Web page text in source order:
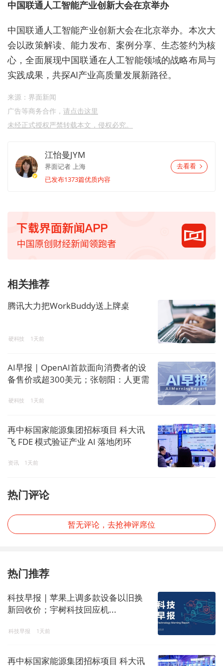
中国联通人工智能产业创新大会在京举办
中国联通人工智能产业创新大会在北京举办。本次大
会以政策解读、能力发布、案例分享、生态签约为核
心，全面展现中国联通在人工智能领域的战略布局与
实践成果，共探AI产业高质量发展新路径。
来源：界面新闻
广告等商务合作， 请点击这里
未经正式授权严禁转载本文，侵权必究。
江怡曼JYM
界面记者 上海
已发布1373篇优质内容
去看看
相关推荐
腾讯大力把WorkBuddy送上牌桌
硬科技 1天前
AI早报 | OpenAI首款面向消费者的设
备售价或超300美元；张朝阳：人更需
硬科技 1天前
再中标国家能源集团招标项目 科大讯
飞 FDE 模式验证产业 AI 落地闭环
资讯 1天前
热门评论
暂无评论，去抢神评席位
热门推荐
科技早报 | 苹果上调多款设备以旧换
新回收价；宇树科技回应机...
科技早报 1天前
再中标国家能源集团招标项目 科大讯